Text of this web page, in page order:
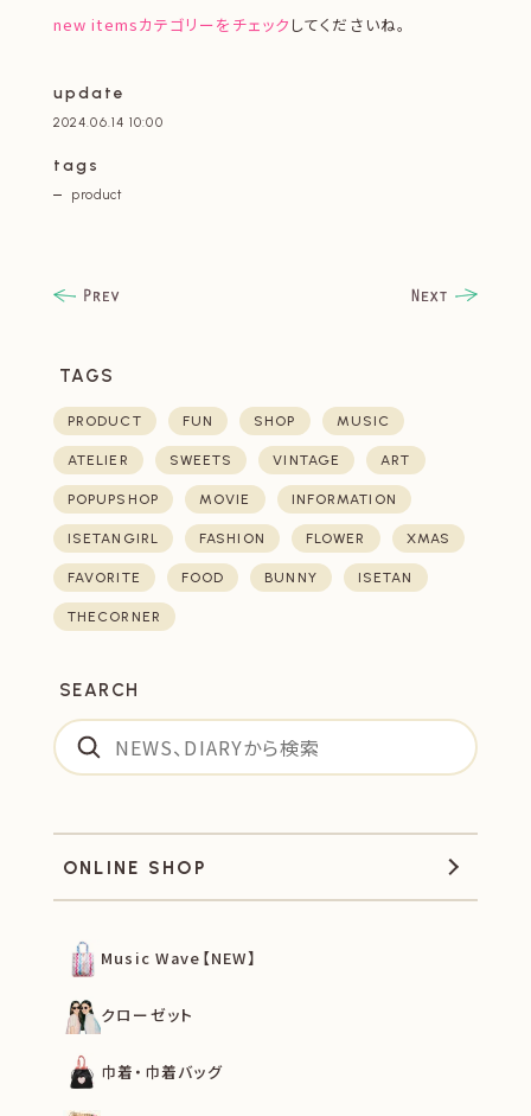
new itemsカテゴリーをチェック してくださいね。
update
2024.06.14 10:00
tags
product
TAGS
PRODUCT FUN SHOP MUSIC
ATELIER SWEETS VINTAGE ART
POPUPSHOP MOVIE INFORMATION
ISETANGIRL FASHION FLOWER XMAS
FAVORITE FOOD BUNNY ISETAN
THECORNER
SEARCH
ONLINE SHOP
Music Wave【NEW】
クローゼット
巾着・巾着バッグ